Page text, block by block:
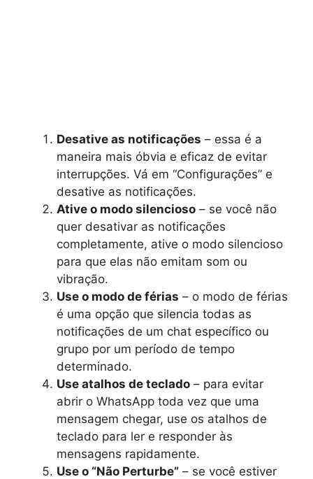
Desative as notificações – essa é a
maneira mais óbvia e eficaz de evitar
interrupções. Vá em “Configurações” e
desative as notificações.
Ative o modo silencioso – se você não
quer desativar as notificações
completamente, ative o modo silencioso
para que elas não emitam som ou
vibração.
Use o modo de férias – o modo de férias
é uma opção que silencia todas as
notificações de um chat específico ou
grupo por um período de tempo
determinado.
Use atalhos de teclado – para evitar
abrir o WhatsApp toda vez que uma
mensagem chegar, use os atalhos de
teclado para ler e responder às
mensagens rapidamente.
Use o “Não Perturbe” – se você estiver